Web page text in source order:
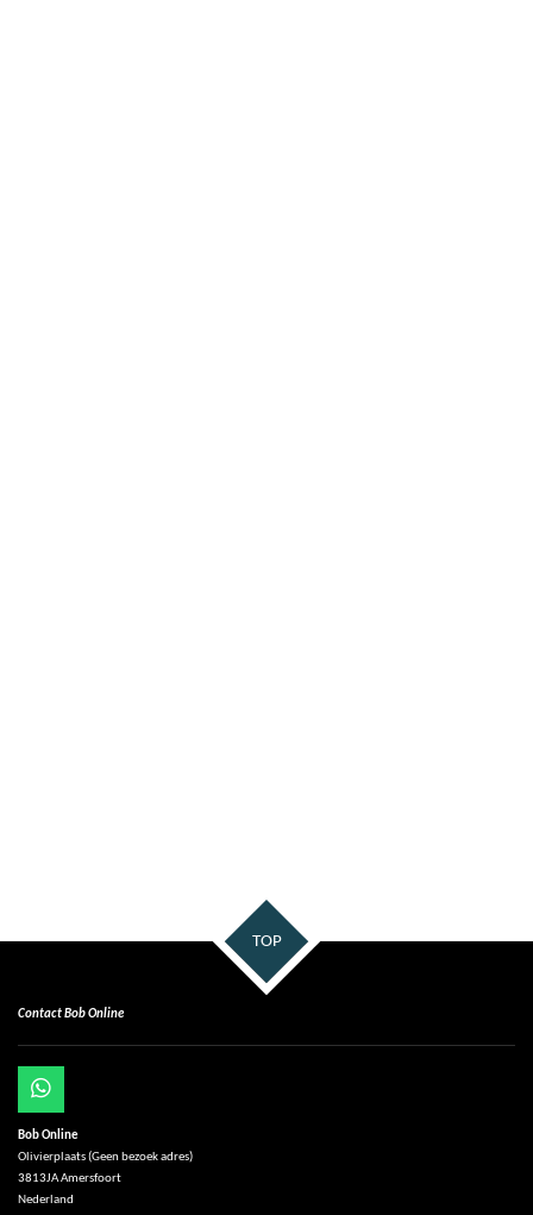
TOP
Contact Bob Online
W
h
a
t
s
A
Bob Online
Olivierplaats (Geen bezoek adres)
3813JA Amersfoort
Nederland